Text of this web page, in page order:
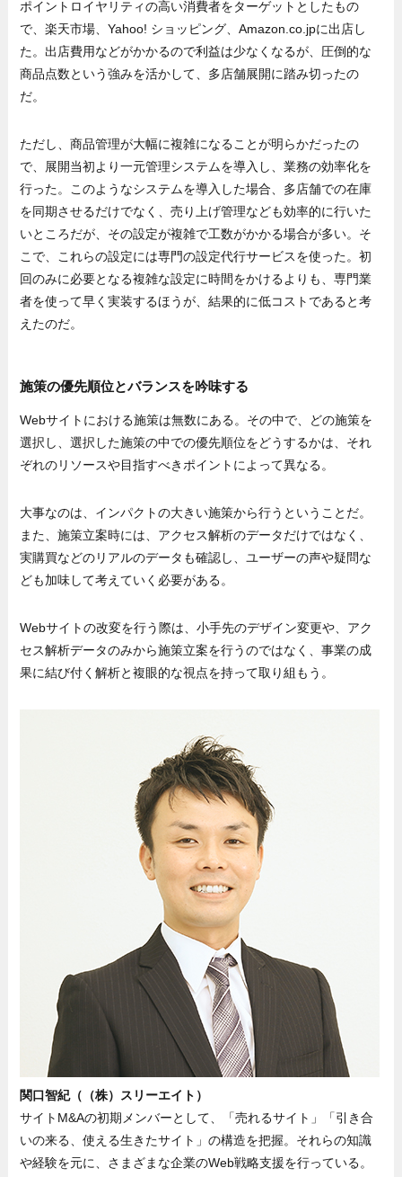
ポイントロイヤリティの高い消費者をターゲットとしたもの
で、楽天市場、Yahoo! ショッピング、Amazon.co.jpに出店し
た。出店費用などがかかるので利益は少なくなるが、圧倒的な
商品点数という強みを活かして、多店舗展開に踏み切ったの
だ。
ただし、商品管理が大幅に複雑になることが明らかだったの
で、展開当初より一元管理システムを導入し、業務の効率化を
行った。このようなシステムを導入した場合、多店舗での在庫
を同期させるだけでなく、売り上げ管理なども効率的に行いた
いところだが、その設定が複雑で工数がかかる場合が多い。そ
こで、これらの設定には専門の設定代行サービスを使った。初
回のみに必要となる複雑な設定に時間をかけるよりも、専門業
者を使って早く実装するほうが、結果的に低コストであると考
えたのだ。
施策の優先順位とバランスを吟味する
Webサイトにおける施策は無数にある。その中で、どの施策を
選択し、選択した施策の中での優先順位をどうするかは、それ
ぞれのリソースや目指すべきポイントによって異なる。
大事なのは、インパクトの大きい施策から行うということだ。
また、施策立案時には、アクセス解析のデータだけではなく、
実購買などのリアルのデータも確認し、ユーザーの声や疑問な
ども加味して考えていく必要がある。
Webサイトの改変を行う際は、小手先のデザイン変更や、アク
セス解析データのみから施策立案を行うのではなく、事業の成
果に結び付く解析と複眼的な視点を持って取り組もう。
関口智紀（（株）スリーエイト）
サイトM&Aの初期メンバーとして、「売れるサイト」「引き合
いの来る、使える生きたサイト」の構造を把握。それらの知識
や経験を元に、さまざまな企業のWeb戦略支援を行っている。